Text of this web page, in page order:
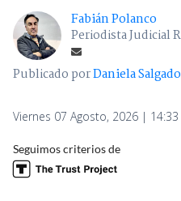
Fabián Polanco
Periodista Judicial
Publicado porDaniela Salgado
Viernes 07 Agosto, 2026 | 14:33
Seguimos criterios de